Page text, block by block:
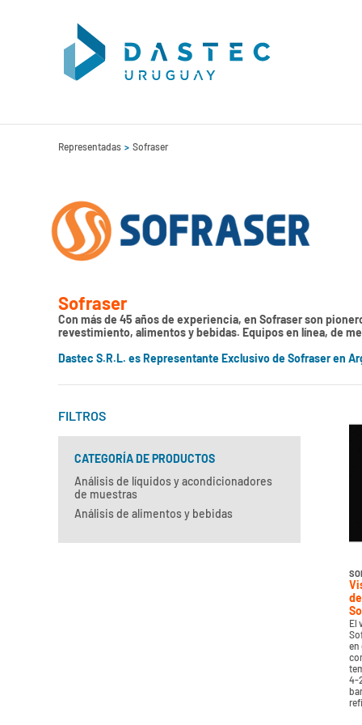
Representadas Sofraser
Sofraser
Con más de 45 años de experiencia, en Sofraser son
revestimiento, alimentos y bebidas. Equipos en línea, de
Dastec S.R.L. es Representante Exclusivo de Sofraser en
FILTROS
CATEGORÍA DE PRODUCTOS
Análisis de líquidos y acondicionadores
de muestras
Análisis de alimentos y bebidas
El
en
4-